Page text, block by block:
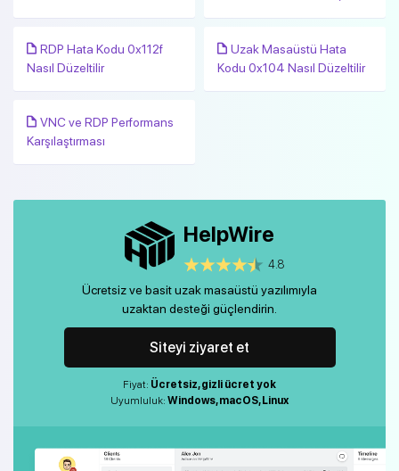
RDP Hata Kodu 0x112f
Nasıl Düzeltilir
Uzak Masaüstü Hata
Kodu 0x104 Nasıl Düzeltilir
VNC ve RDP Performans
Karşılaştırması
HelpWire
4.8
Ücretsiz ve basit uzak masaüstü yazılımıyla
uzaktan desteği güçlendirin.
Siteyi ziyaret et
Fiyat: Ücretsiz, gizli ücret yok
Uyumluluk: Windows, macOS, Linux